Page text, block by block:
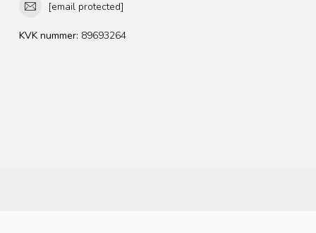
[email protected]
KVK nummer: 89693264